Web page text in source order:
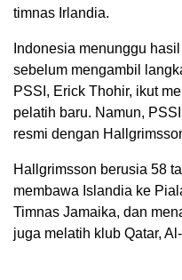
timnas Irlandia.
Indonesia menunggu
sebelum mengambil
PSSI, Erick Thohir, ikut
pelatih baru. Namun,
resmi dengan
Hallgrimsson berusia 58
membawa Islandia ke
Timnas Jamaika, dan
juga melatih klub Qatar,